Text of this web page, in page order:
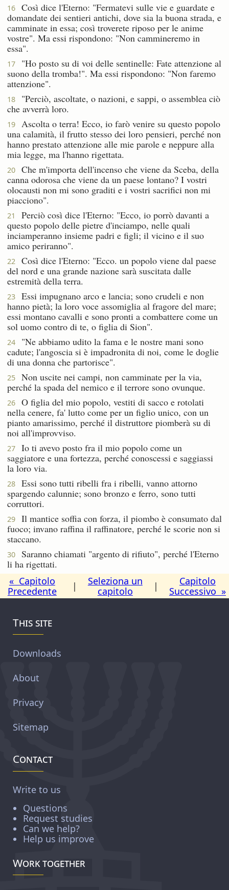
16
Così dice l'Eterno: "Fermatevi sulle vie e guardate e
domandate dei sentieri antichi, dove sia la buona strada, e
camminate in essa; così troverete riposo per le anime
vostre". Ma essi rispondono: "Non cammineremo in
essa".
17
"Ho posto su di voi delle sentinelle: Fate attenzione al
suono della tromba!". Ma essi rispondono: "Non faremo
attenzione".
18
"Perciò, ascoltate, o nazioni, e sappi, o assemblea ciò
che avverrà loro.
19
Ascolta o terra! Ecco, io farò venire su questo popolo
una calamità, il frutto stesso dei loro pensieri, perché non
hanno prestato attenzione alle mie parole e neppure alla
mia legge, ma l'hanno rigettata.
20
Che m'importa dell'incenso che viene da Sceba, della
canna odorosa che viene da un paese lontano? I vostri
olocausti non mi sono graditi e i vostri sacrifici non mi
piacciono".
21
Perciò così dice l'Eterno: "Ecco, io porrò davanti a
questo popolo delle pietre d'inciampo, nelle quali
inciamperanno insieme padri e figli; il vicino e il suo
amico periranno".
22
Così dice l'Eterno: "Ecco. un popolo viene dal paese
del nord e una grande nazione sarà suscitata dalle
estremità della terra.
23
Essi impugnano arco e lancia; sono crudeli e non
hanno pietà; la loro voce assomiglia al fragore del mare;
essi montano cavalli e sono pronti a combattere come un
sol uomo contro di te, o figlia di Sion".
24
"Ne abbiamo udito la fama e le nostre mani sono
cadute; l'angoscia si è impadronita di noi, come le doglie
di una donna che partorisce".
25
Non uscite nei campi, non camminate per la via,
perché la spada del nemico e il terrore sono ovunque.
26
O figlia del mio popolo, vestiti di sacco e rotolati
nella cenere, fa' lutto come per un figlio unico, con un
pianto amarissimo, perché il distruttore piomberà su di
noi all'improvviso.
27
Io ti avevo posto fra il mio popolo come un
saggiatore e una fortezza, perché conoscessi e saggiassi
la loro via.
28
Essi sono tutti ribelli fra i ribelli, vanno attorno
spargendo calunnie; sono bronzo e ferro, sono tutti
corruttori.
29
Il mantice soffia con forza, il piombo è consumato dal
fuoco; invano raffina il raffinatore, perché le scorie non si
staccano.
30
Saranno chiamati "argento di rifiuto", perché l'Eterno
li ha rigettati.
« Capitolo
Precedente
|
Seleziona un
capitolo
|
Capitolo
Successivo »
This site
Downloads
About
Privacy
Sitemap
Contact
Write to us
Questions
Request studies
Can we help?
Help us improve
Work together